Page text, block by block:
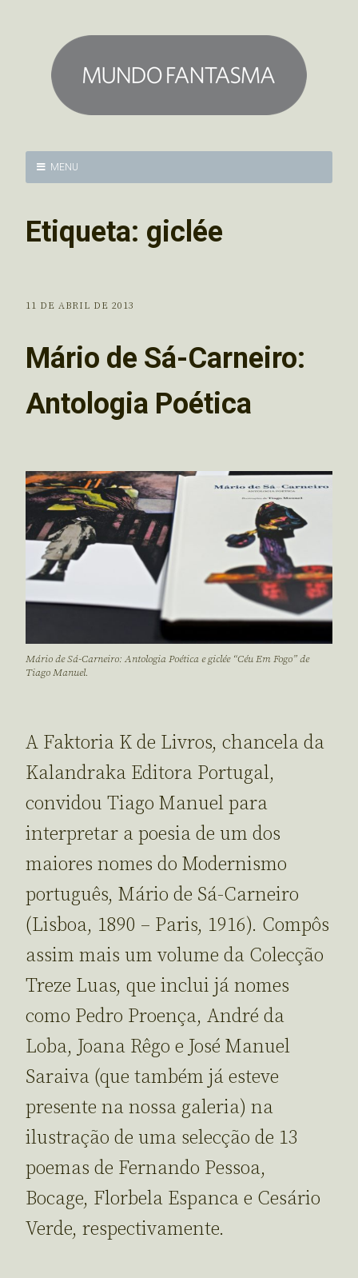
MENU
Etiqueta: giclée
11 DE ABRIL DE 2013
Mário de Sá-Carneiro:
Antologia Poética
Mário de Sá-Carneiro: Antologia Poética e giclée “Céu Em Fogo” de
Tiago Manuel.
A Faktoria K de Livros, chancela da
Kalandraka Editora Portugal,
convidou Tiago Manuel para
interpretar a poesia de um dos
maiores nomes do Modernismo
português, Mário de Sá-Carneiro
(Lisboa, 1890 – Paris, 1916). Compôs
assim mais um volume da Colecção
Treze Luas, que inclui já nomes
como Pedro Proença, André da
Loba, Joana Rêgo e José Manuel
Saraiva (que também já esteve
presente na nossa galeria) na
ilustração de uma selecção de 13
poemas de Fernando Pessoa,
Bocage, Florbela Espanca e Cesário
Verde, respectivamente.